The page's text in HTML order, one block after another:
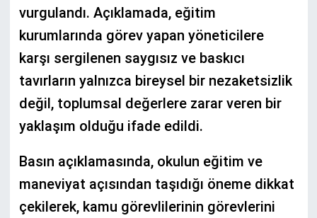
vurgulandı. Açıklamada, eğitim
kurumlarında görev yapan yöneticilere
karşı sergilenen saygısız ve baskıcı
tavırların yalnızca bireysel bir nezaketsizlik
değil, toplumsal değerlere zarar veren bir
yaklaşım olduğu ifade edildi.
Basın açıklamasında, okulun eğitim ve
maneviyat açısından taşıdığı öneme dikkat
çekilerek, kamu görevlilerinin görevlerini